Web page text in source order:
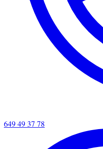
649 49 37 78